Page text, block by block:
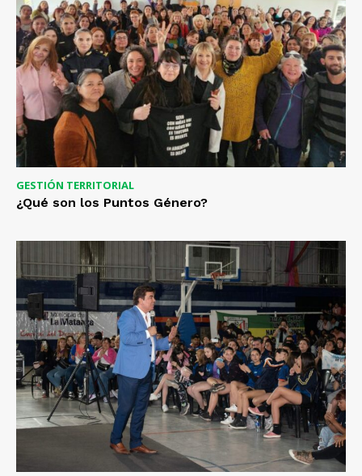
GESTIÓN TERRITORIAL
¿Qué son los Puntos Género?